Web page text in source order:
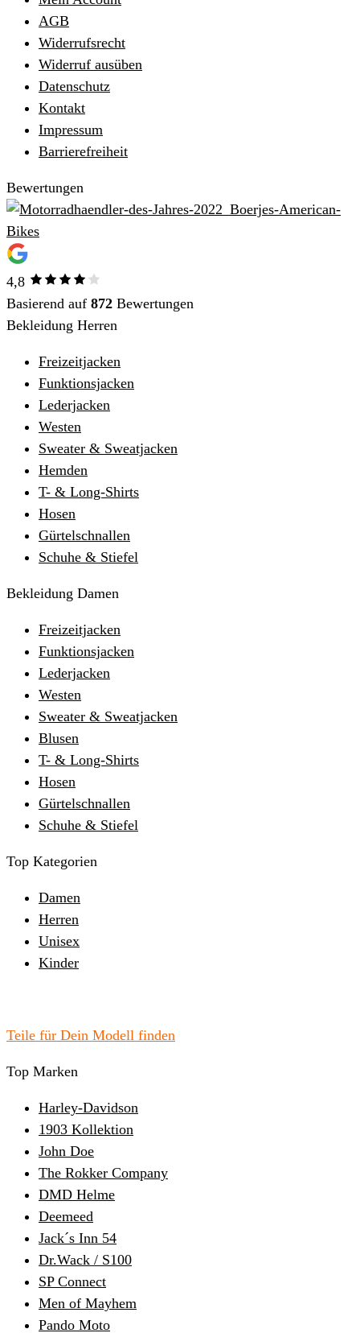
AGB
Widerrufsrecht
Widerruf ausüben
Datenschutz
Kontakt
Impressum
Barrierefreiheit
Bewertungen
4,8
Basierend auf 872 Bewertungen
Bekleidung Herren
Freizeitjacken
Funktionsjacken
Lederjacken
Westen
Sweater & Sweatjacken
Hemden
T- & Long-Shirts
Hosen
Gürtelschnallen
Schuhe & Stiefel
Bekleidung Damen
Freizeitjacken
Funktionsjacken
Lederjacken
Westen
Sweater & Sweatjacken
Blusen
T- & Long-Shirts
Hosen
Gürtelschnallen
Schuhe & Stiefel
Top Kategorien
Damen
Herren
Unisex
Kinder
Teile für Dein Modell finden
Top Marken
Harley-Davidson
1903 Kollektion
John Doe
The Rokker Company
DMD Helme
Deemeed
Jack´s Inn 54
Dr.Wack / S100
SP Connect
Men of Mayhem
Pando Moto